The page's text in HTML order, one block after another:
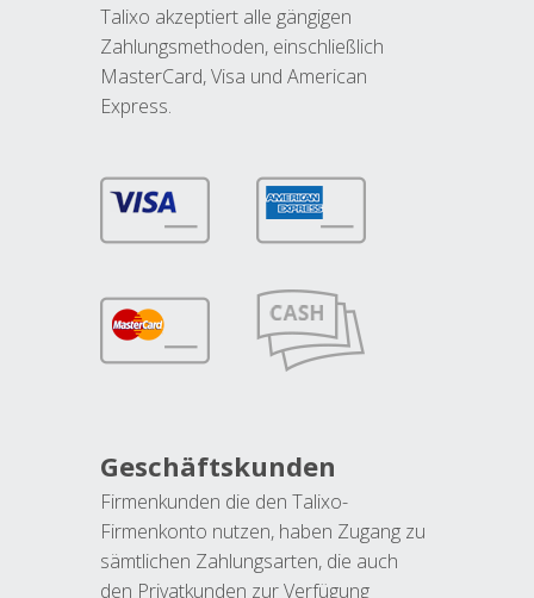
Talixo akzeptiert alle gängigen
Zahlungsmethoden, einschließlich
MasterCard, Visa und American
Express.
Geschäftskunden
Firmenkunden die den Talixo-
Firmenkonto nutzen, haben Zugang zu
sämtlichen Zahlungsarten, die auch
den Privatkunden zur Verfügung